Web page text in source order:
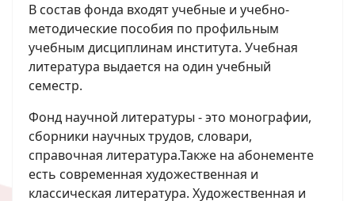
В состав фонда входят учебные и учебно-
методические пособия по профильным
учебным дисциплинам института. Учебная
литература выдается на один учебный
семестр.
Фонд научной литературы - это монографии,
сборники научных трудов, словари,
справочная литература.Также на абонементе
есть современная художественная и
классическая литература. Художественная и